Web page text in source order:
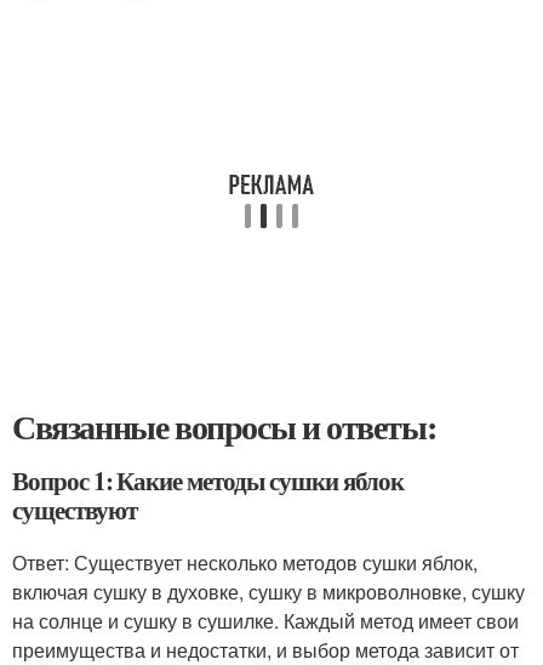
Связанные вопросы и ответы:
Вопрос 1: Какие методы сушки яблок
существуют
Ответ: Существует несколько методов сушки яблок,
включая сушку в духовке, сушку в микроволновке, сушку
на солнце и сушку в сушилке. Каждый метод имеет свои
преимущества и недостатки, и выбор метода зависит от